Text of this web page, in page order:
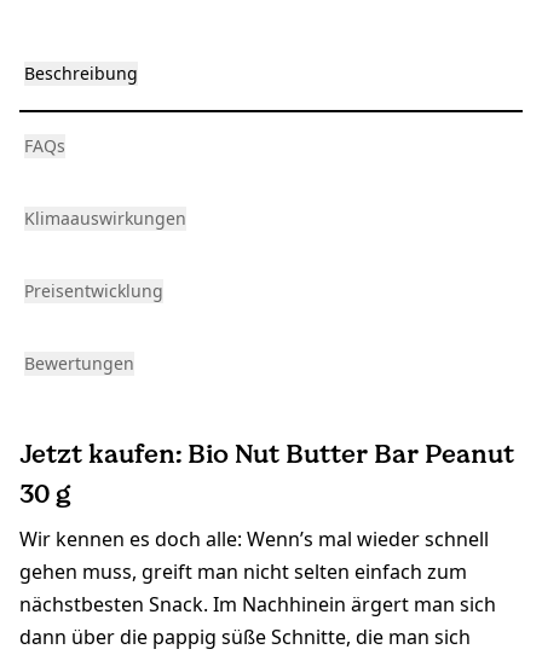
Beschreibung
FAQs
Klimaauswirkungen
Preisentwicklung
Bewertungen
Jetzt kaufen: Bio Nut Butter Bar Peanut
30 g
Wir kennen es doch alle: Wenn’s mal wieder schnell
gehen muss, greift man nicht selten einfach zum
nächstbesten Snack. Im Nachhinein ärgert man sich
dann über die pappig süße Schnitte, die man sich